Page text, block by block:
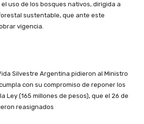
uso de los bosques nativos, dirigida a
sustentable, que ante este
vigencia.
Silvestre Argentina pidieron al Ministro
con su compromiso de reponer los
Ley (165 millones de pesos), que el 26 de
reasignados